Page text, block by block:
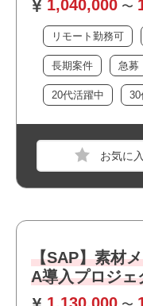
1,040,000 〜
リモート勤務可
長期案件 急募
20代活躍中 30
・様々な国籍の方
・ゲームが好きな
・幅広い年齢層の
【SAP】素材
A導入プロジェ
・日本語：ネイティ
おすすめポイ
・フルリモート案
・リモート勤務併
・長期就業が見込
コンシュー
またはその補助
・PMO経験、それに